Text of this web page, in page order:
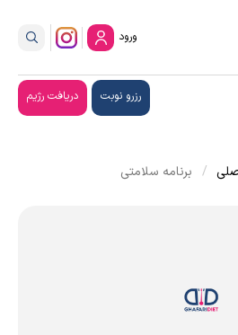
ورود
رزرو نوبت دریافت رژیم
برنامه سلامتی